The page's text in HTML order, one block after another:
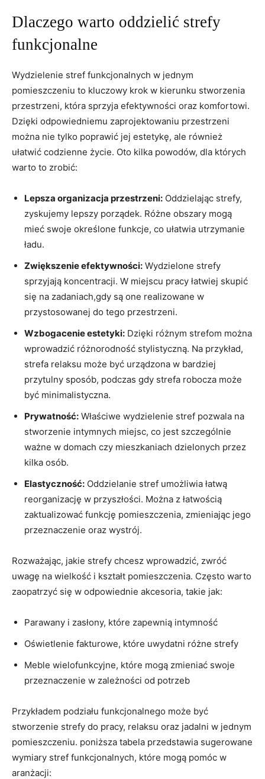
Dlaczego warto oddzielić strefy
funkcjonalne
Wydzielenie stref funkcjonalnych w jednym
pomieszczeniu to kluczowy krok w kierunku stworzenia
przestrzeni, która sprzyja efektywności oraz komfortowi.
Dzięki odpowiedniemu zaprojektowaniu przestrzeni
można nie tylko poprawić jej estetykę, ​ale również
ułatwić codzienne życie. Oto kilka powodów, dla których
warto to zrobić:
Lepsza organizacja przestrzeni: Oddzielając strefy,
zyskujemy⁢ lepszy porządek. Różne obszary mogą
mieć swoje określone funkcje, co ułatwia utrzymanie
ładu.
Zwiększenie efektywności: Wydzielone strefy
sprzyjają koncentracji. W miejscu pracy łatwiej skupić
się na zadaniach,gdy są one realizowane w
przystosowanej do⁣ tego przestrzeni.
Wzbogacenie ​estetyki: Dzięki różnym strefom można
wprowadzić różnorodność stylistyczną. Na przykład,
strefa relaksu może być urządzona w bardziej
przytulny ​sposób, podczas gdy strefa robocza może
⁢być minimalistyczna.
Prywatność: Właściwe wydzielenie stref ‌pozwala na
stworzenie intymnych miejsc, co jest szczególnie
ważne w domach czy mieszkaniach dzielonych przez⁤
kilka osób.
Elastyczność: Oddzielanie stref umożliwia łatwą‍
reorganizację w przyszłości. Można z ⁢łatwością
zaktualizować funkcję pomieszczenia, zmieniając jego
przeznaczenie oraz wystrój.
Rozważając, jakie strefy chcesz wprowadzić, zwróć
uwagę na wielkość i kształt pomieszczenia. Często warto
zaopatrzyć się w odpowiednie akcesoria, takie jak:
Parawany i zasłony, które zapewnią intymność
Oświetlenie fakturowe, które uwydatni różne strefy
Meble wielofunkcyjne, które mogą zmieniać⁢ swoje
przeznaczenie w zależności ​od potrzeb
Przykładem podziału funkcjonalnego może być
stworzenie strefy‌ do ⁣pracy, relaksu oraz jadalni w jednym
pomieszczeniu. poniższa tabela przedstawia sugerowane
wymiary stref funkcjonalnych, które mogą pomóc w
aranżacji: